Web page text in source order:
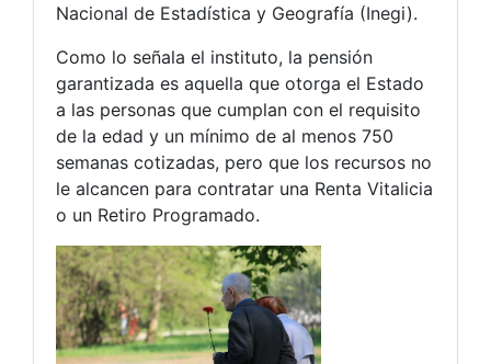
Nacional de Estadística y Geografía (Inegi).
Como lo señala el instituto, la pensión
garantizada es aquella que otorga el Estado
a las personas que cumplan con el requisito
de la edad y un mínimo de al menos 750
semanas cotizadas, pero que los recursos no
le alcancen para contratar una Renta Vitalicia
o un Retiro Programado.